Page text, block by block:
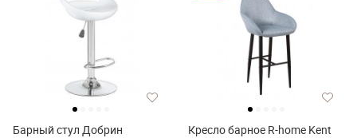
Барный стул Добрин
Кресло барное R-home Kent